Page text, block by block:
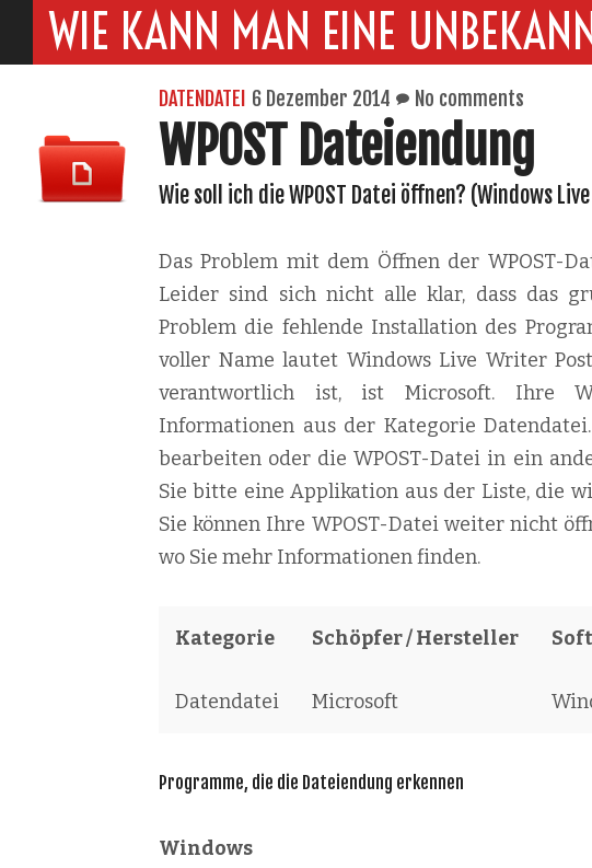
WIE KANN MAN EINE
DATENDATEI 6 Dezember 2014 No comments
WPOST Dateiendung
Wie soll ich die WPOST Datei öffnen? (Windows
Das Problem mit dem Öffnen der
Leider sind sich nicht alle klar, dass das
Problem die fehlende Installation des
voller Name lautet Windows Live Writer
verantwortlich ist, ist Microsoft. Ihre
Informationen aus der Kategorie
bearbeiten oder die WPOST-Datei in ein
Sie bitte eine Applikation aus der Liste, die
Sie können Ihre WPOST-Datei weiter nicht
wo Sie mehr Informationen finden.
Kategorie Schöpfer / Hersteller
Datendatei Microsoft
Programme, die die Dateiendung erkennen
Windows